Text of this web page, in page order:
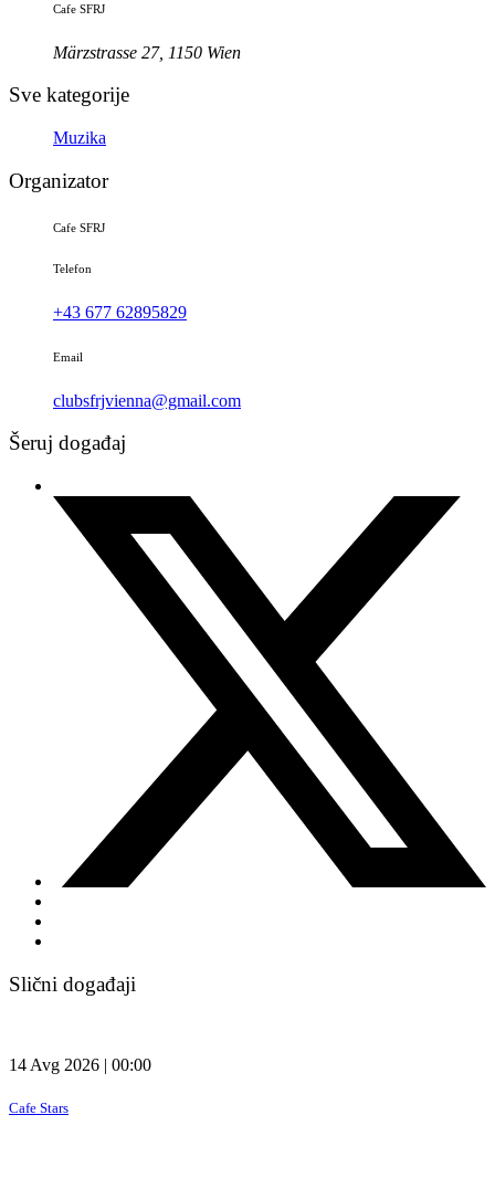
Cafe SFRJ
Märzstrasse 27, 1150 Wien
Sve kategorije
Muzika
Organizator
Cafe SFRJ
Telefon
+43 677 62895829
Email
clubsfrjvienna@gmail.com
Šeruj događaj
Slični događaji
14 Avg 2026 | 00:00
Cafe Stars